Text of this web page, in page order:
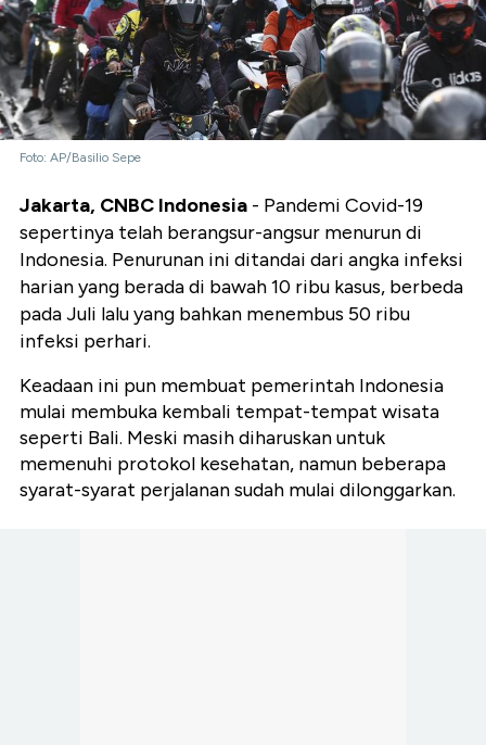
Foto: AP/Basilio Sepe
Jakarta, CNBC Indonesia - Pandemi Covid-19
sepertinya telah berangsur-angsur menurun di
Indonesia. Penurunan ini ditandai dari angka infeksi
harian yang berada di bawah 10 ribu kasus, berbeda
pada Juli lalu yang bahkan menembus 50 ribu
infeksi perhari.
Keadaan ini pun membuat pemerintah Indonesia
mulai membuka kembali tempat-tempat wisata
seperti Bali. Meski masih diharuskan untuk
memenuhi protokol kesehatan, namun beberapa
syarat-syarat perjalanan sudah mulai dilonggarkan.